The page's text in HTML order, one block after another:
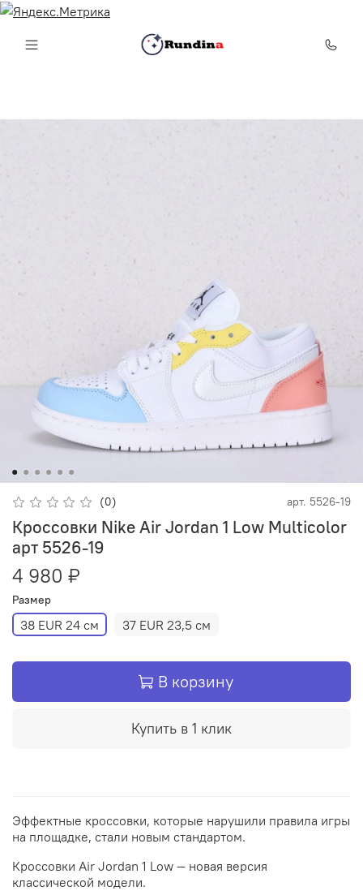
(0) арт. 5526-19
Кроссовки Nike Air Jordan 1 Low Multicolor
арт 5526-19
4 980 ₽
Размер
38 EUR 24 см 37 EUR 23,5 см
В корзину
Купить в 1 клик
Эффектные кроссовки, которые нарушили правила игры
на площадке, стали новым стандартом.
Кроссовки Air Jordan 1 Low — новая версия
классической модели.